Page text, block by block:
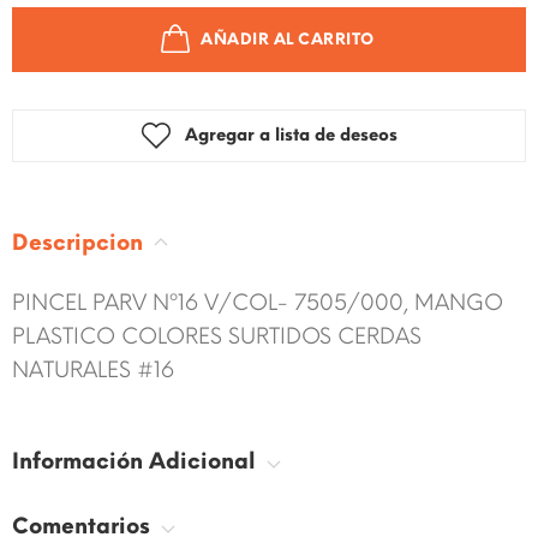
AÑADIR AL CARRITO
Agregar a lista de deseos
Descripcion
PINCEL PARV Nº16 V/COL- 7505/000, MANGO
PLASTICO COLORES SURTIDOS CERDAS
NATURALES #16
Información Adicional
Comentarios